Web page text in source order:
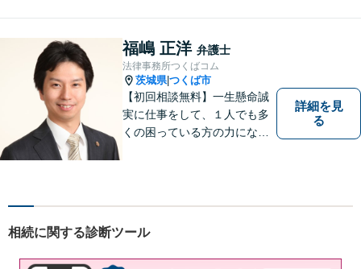
させていただきます。コミュ
ニケーションを大切にし、最
善の解決へと導きます。
福嶋 正洋 弁護士
法律事務所つくばコム
茨城県|つくば市
【初回相談無料】一生懸命誠
実に仕事をして、１人でも多
くの困っている方の力にな
事案かどうかも含め、私が親
ぜひご相談ください。
詳細を見
る
相続に関する診断ツール